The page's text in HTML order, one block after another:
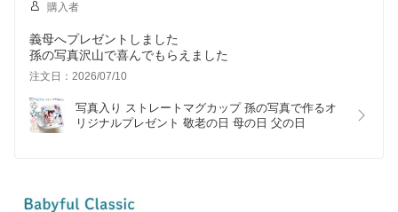
購入者
義母へプレゼントしました
孫の写真沢山で喜んでもらえました
注文日：2026/07/10
写真入り ストレートマグカップ 孫の写真で作るオ
リジナルプレゼント 敬老の日 母の日 父の日